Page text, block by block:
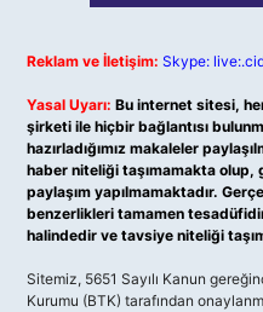
Reklam ve İletişim: Skype:
Yasal Uyarı: Bu internet sitesi,
şirketi ile hiçbir bağlantısı
hazırladığımız makaleler
haber niteliği taşımamakta olup,
paylaşım yapılmamaktadır.
benzerlikleri tamamen
halindedir ve tavsiye niteliği
Sitemiz, 5651 Sayılı Kanun
Kurumu (BTK) tarafından